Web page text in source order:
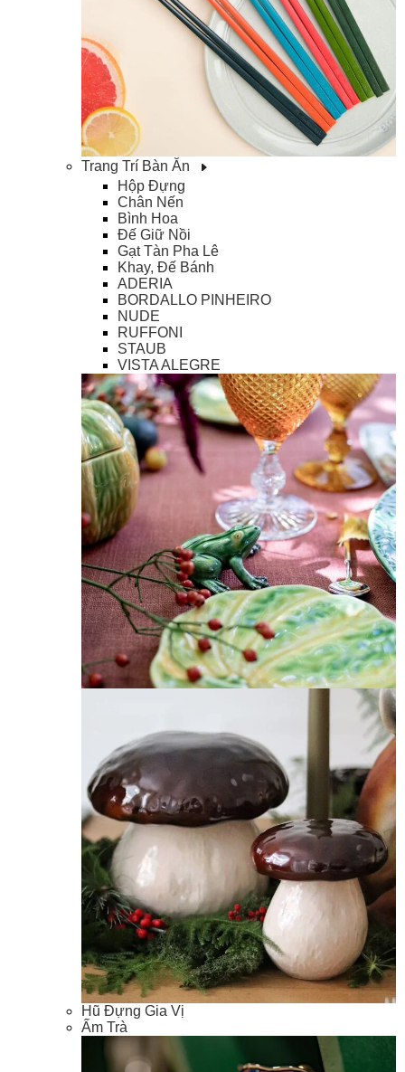
Trang Trí Bàn Ăn
Hộp Đựng
Chân Nến
Bình Hoa
Đế Giữ Nồi
Gạt Tàn Pha Lê
Khay, Đế Bánh
ADERIA
BORDALLO PINHEIRO
NUDE
RUFFONI
STAUB
VISTA ALEGRE
Hũ Đựng Gia Vị
Ấm Trà